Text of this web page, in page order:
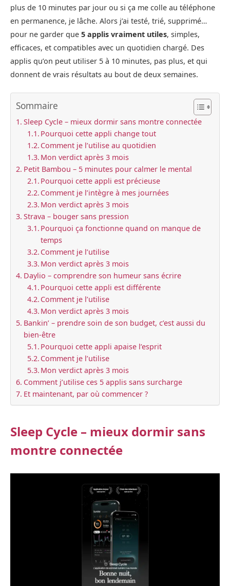
plus de 10 minutes par jour ou si ça me colle au téléphone
en permanence, je lâche. Alors j’ai testé, trié, supprimé…
pour ne garder que 5 applis vraiment utiles, simples,
efficaces, et compatibles avec un quotidien chargé. Des
applis qu’on peut utiliser 5 à 10 minutes, pas plus, et qui
donnent de vrais résultats au bout de deux semaines.
Sommaire
Sleep Cycle – mieux dormir sans montre connectée
Pourquoi cette appli change tout
Comment je l’utilise au quotidien
Mon verdict après 3 mois
Petit Bambou – 5 minutes pour calmer le mental
Pourquoi cette appli est précieuse
Comment je l’intègre à mes journées
Mon verdict après 3 mois
Strava – bouger sans pression
Pourquoi ça fonctionne quand on manque de
temps
Comment je l’utilise
Mon verdict après 3 mois
Daylio – comprendre son humeur sans écrire
Pourquoi cette appli est différente
Comment je l’utilise
Mon verdict après 3 mois
Bankin’ – prendre soin de son budget, c’est aussi du
bien-être
Pourquoi cette appli apaise l’esprit
Comment je l’utilise
Mon verdict après 3 mois
Comment j’utilise ces 5 applis sans surcharge
Et maintenant, par où commencer ?
Sleep Cycle – mieux dormir sans
montre connectée